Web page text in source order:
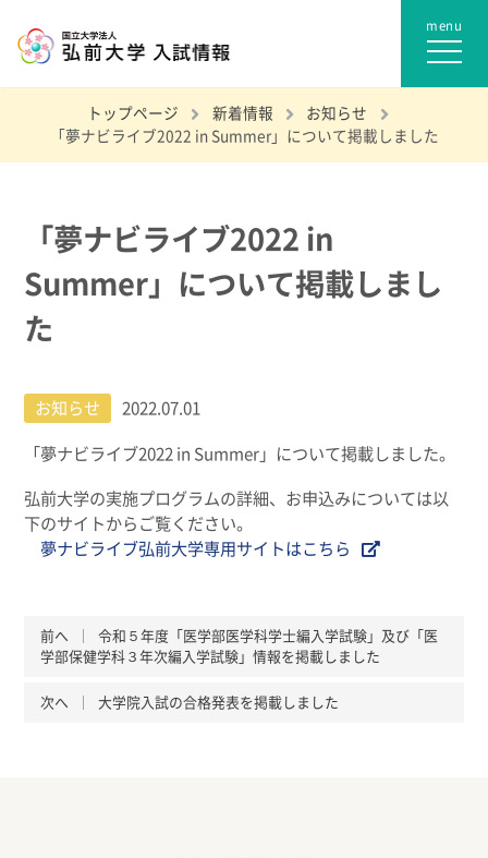
トップページ 新着情報
お知らせ
「夢ナビライブ2022 in Summer」について掲載しました
「夢ナビライブ2022 in
Summer」について掲載しまし
た
お知らせ 2022.07.01
「夢ナビライブ2022 in Summer」について掲載しました。
弘前大学の実施プログラムの詳細、お申込みについては以
下のサイトからご覧ください。
夢ナビライブ弘前大学専用サイトはこちら
前へ
令和５年度「医学部医学科学士編入学試験」及び「医
学部保健学科３年次編入学試験」情報を掲載しました
次へ 大学院入試の合格発表を掲載しました